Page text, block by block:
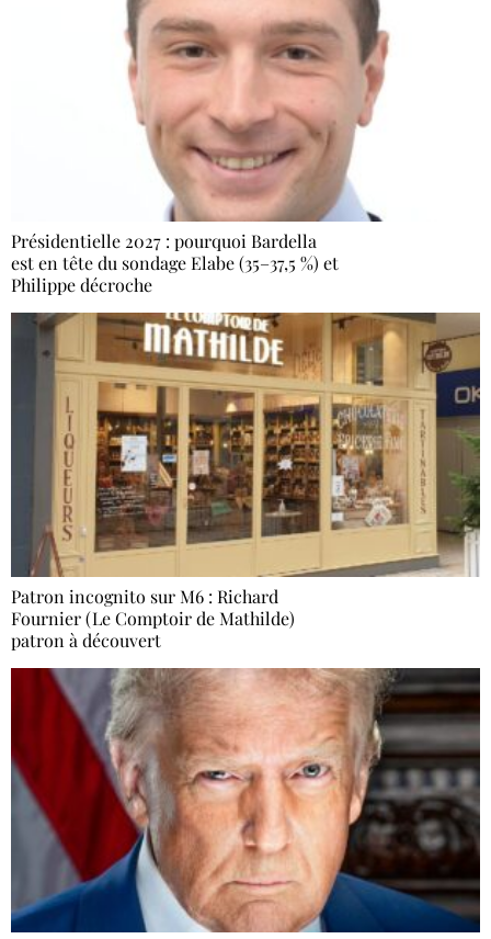
Présidentielle 2027 : pourquoi Bardella
est en tête du sondage Elabe (35–37,5 %) et
Philippe décroche
Patron incognito sur M6 : Richard
Fournier (Le Comptoir de Mathilde)
patron à découvert